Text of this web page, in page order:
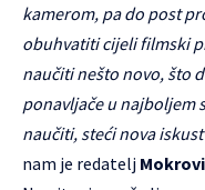
kamerom, pa do post
obuhvatiti cijeli filmski
naučiti nešto novo, što
ponavljače u najboljem
naučiti, steći nova
nam je redatelj